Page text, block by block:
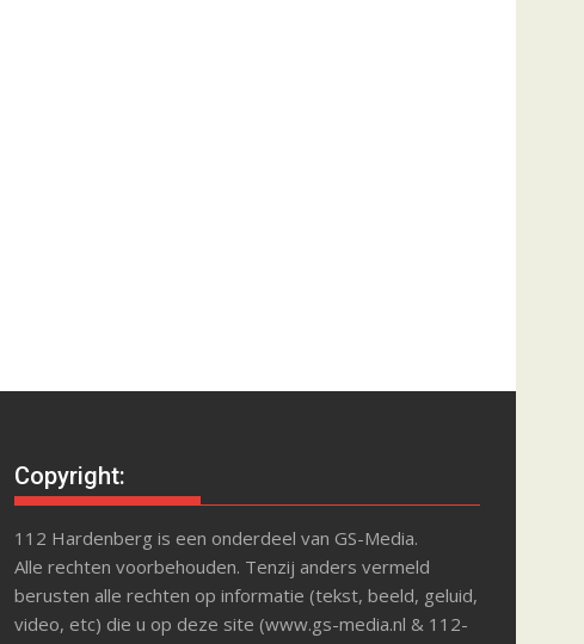
Copyright:
112 Hardenberg is een onderdeel van GS-Media.
Alle rechten voorbehouden. Tenzij anders vermeld
berusten alle rechten op informatie (tekst, beeld, geluid,
video, etc) die u op deze site (www.gs-media.nl & 112-